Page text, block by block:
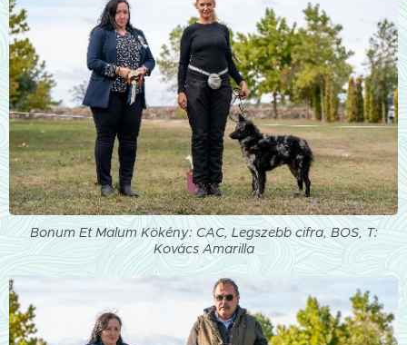
Bonum Et Malum Kökény: CAC, Legszebb cifra, BOS, T:
Kovács Amarilla